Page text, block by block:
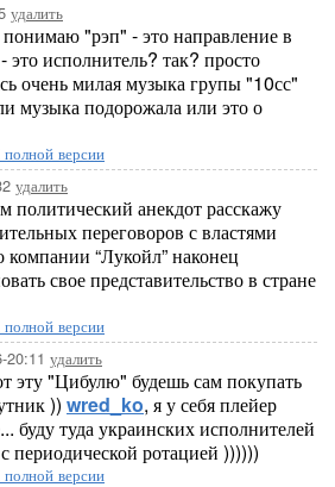
удалить
понимаю "рэп" - это направление в
исполнитель? так? просто
очень милая музыка групы "10сс"
музыка подорожала или это о
версии
удалить
анекдот расскажу
переговоров с властями
“Лукойл” наконец
свое представительство в стране
версии
20:11 удалить
эту "Цибулю" будешь сам покупать
)) wred_ko, я у себя плейер
буду туда украинских исполнителей
периодической ротацией ))))))
версии